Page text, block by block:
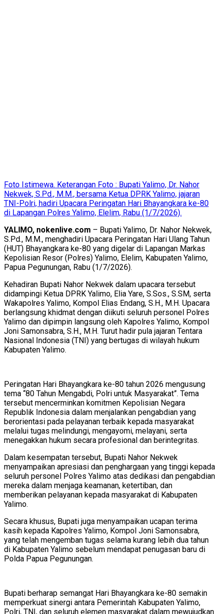
Foto Istimewa. Keterangan Foto : Bupati Yalimo, Dr. Nahor
Nekwek, S.Pd., M.M., bersama Ketua DPRK Yalimo, jajaran
TNI-Polri, hadiri Upacara Peringatan Hari Bhayangkara ke-80
di Lapangan Polres Yalimo, Elelim, Rabu (1/7/2026).
YALIMO, nokenlive.com – Bupati Yalimo, Dr. Nahor Nekwek,
S.Pd., M.M., menghadiri Upacara Peringatan Hari Ulang Tahun
(HUT) Bhayangkara ke-80 yang digelar di Lapangan Markas
Kepolisian Resor (Polres) Yalimo, Elelim, Kabupaten Yalimo,
Papua Pegunungan, Rabu (1/7/2026).
Kehadiran Bupati Nahor Nekwek dalam upacara tersebut
didampingi Ketua DPRK Yalimo, Elia Yare, S.Sos., S.SM, serta
Wakapolres Yalimo, Kompol Elias Endang, S.H., M.H. Upacara
berlangsung khidmat dengan diikuti seluruh personel Polres
Yalimo dan dipimpin langsung oleh Kapolres Yalimo, Kompol
Joni Samonsabra, S.H., M.H. Turut hadir pula jajaran Tentara
Nasional Indonesia (TNI) yang bertugas di wilayah hukum
Kabupaten Yalimo.
Peringatan Hari Bhayangkara ke-80 tahun 2026 mengusung
tema “80 Tahun Mengabdi, Polri untuk Masyarakat”. Tema
tersebut mencerminkan komitmen Kepolisian Negara
Republik Indonesia dalam menjalankan pengabdian yang
berorientasi pada pelayanan terbaik kepada masyarakat
melalui tugas melindungi, mengayomi, melayani, serta
menegakkan hukum secara profesional dan berintegritas.
Dalam kesempatan tersebut, Bupati Nahor Nekwek
menyampaikan apresiasi dan penghargaan yang tinggi kepada
seluruh personel Polres Yalimo atas dedikasi dan pengabdian
mereka dalam menjaga keamanan, ketertiban, dan
memberikan pelayanan kepada masyarakat di Kabupaten
Yalimo.
Secara khusus, Bupati juga menyampaikan ucapan terima
kasih kepada Kapolres Yalimo, Kompol Joni Samonsabra,
yang telah mengemban tugas selama kurang lebih dua tahun
di Kabupaten Yalimo sebelum mendapat penugasan baru di
Polda Papua Pegunungan.
Bupati berharap semangat Hari Bhayangkara ke-80 semakin
memperkuat sinergi antara Pemerintah Kabupaten Yalimo,
Polri, TNI, dan seluruh elemen masyarakat dalam mewujudkan